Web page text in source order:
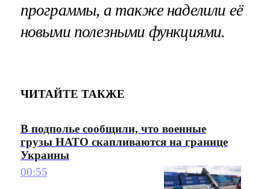
программы, а также наделили её
новыми полезными функциями.
ЧИТАЙТЕ ТАКЖЕ
В подполье сообщили, что военные
грузы НАТО скапливаются на границе
Украины
00:55